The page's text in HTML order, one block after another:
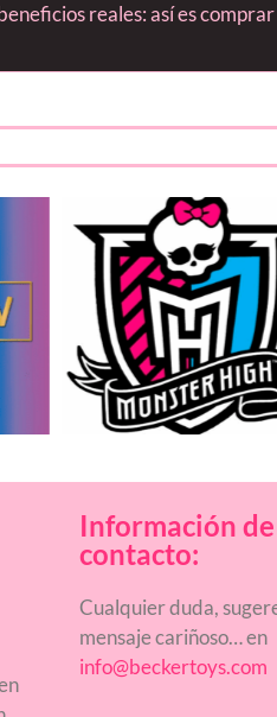
reales: así es comprar
Información de
contacto:
Cualquier duda,
mensaje cariñoso… en
info@beckertoys.com